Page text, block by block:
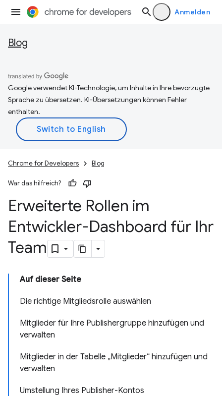
Anmelden
Blog
Google verwendet KI-Technologie, um Inhalte in Ihre bevorzugte
Sprache zu übersetzen. KI-Übersetzungen können Fehler
enthalten.
Chrome for Developers Blog
War das hilfreich?
Erweiterte Rollen im
Entwickler-Dashboard für Ihr
Team
Auf dieser Seite
Die richtige Mitgliedsrolle auswählen
Mitglieder für Ihre Publishergruppe hinzufügen und
verwalten
Mitglieder in der Tabelle „Mitglieder“ hinzufügen und
verwalten
Umstellung Ihres Publisher-Kontos